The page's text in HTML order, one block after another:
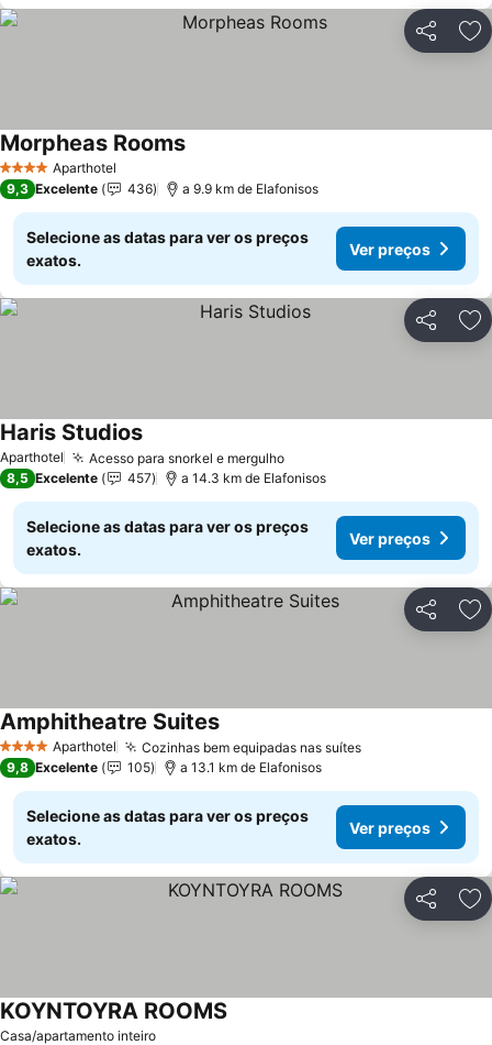
Partilhar
4 EstrelasAparthotel
Morpheas RoomsVer preços
9,3 Excelente 436 a 9.9 km de Elafonisos
Selecione as datas para ver os preços
exatos.
Ver preços
Partilhar
Aparthotel Acesso para snorkel e mergulhoVer preços
Haris StudiosVer preços
8,5 Excelente 457 a 14.3 km de Elafonisos
Selecione as datas para ver os preços
exatos.
Ver preços
Partilhar
4 EstrelasAparthotel Cozinhas bem equipadas nas suítesVer preços
Amphitheatre SuitesVer preços
9,8 Excelente 105 a 13.1 km de Elafonisos
Selecione as datas para ver os preços
exatos.
Ver preços
Partilhar
Casa/apartamento inteiro
KOYNTOYRA ROOMS